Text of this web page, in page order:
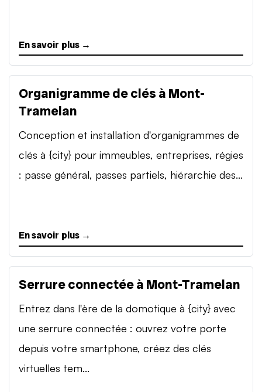
En savoir plus →
Organigramme de clés à Mont-
Tramelan
Conception et installation d'organigrammes de
clés à {city} pour immeubles, entreprises, régies
: passe général, passes partiels, hiérarchie des...
En savoir plus →
Serrure connectée à Mont-Tramelan
Entrez dans l'ère de la domotique à {city} avec
une serrure connectée : ouvrez votre porte
depuis votre smartphone, créez des clés
virtuelles tem...